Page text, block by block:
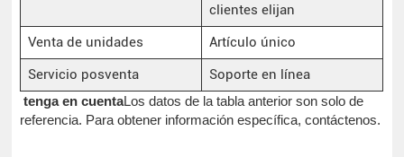
clientes elijan
Venta de unidades
Artículo único
Servicio posventa
Soporte en línea
tenga en cuentaLos datos de la tabla anterior son solo de
referencia. Para obtener información específica, contáctenos.